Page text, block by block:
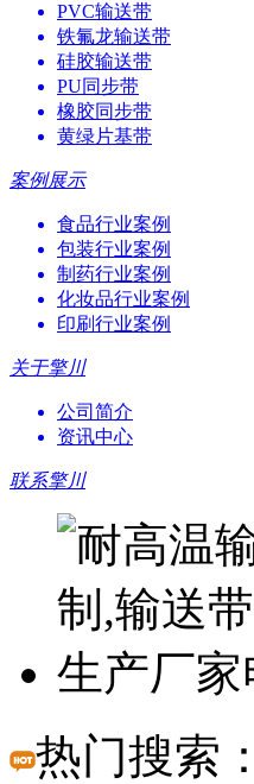
PVC输送带
铁氟龙输送带
硅胶输送带
PU同步带
橡胶同步带
黄绿片基带
案例展示
食品行业案例
包装行业案例
制药行业案例
化妆品行业案例
印刷行业案例
关于擎川
公司简介
资讯中心
联系擎川
热门搜索：